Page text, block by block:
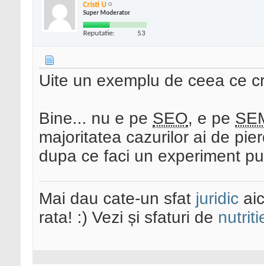
Cristi U
Super Moderator
Reputatie: 53
Uite un exemplu de ceea ce
Bine... nu e pe SEO, e pe
majoritatea cazurilor ai de
dupa ce faci un experiment
Mai dau cate-un sfat juridic
rata! :) Vezi și sfaturi de